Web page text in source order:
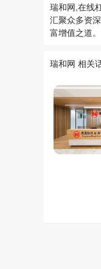
瑞和网,在线
汇聚众多资
富增值之道。
瑞和网 相关